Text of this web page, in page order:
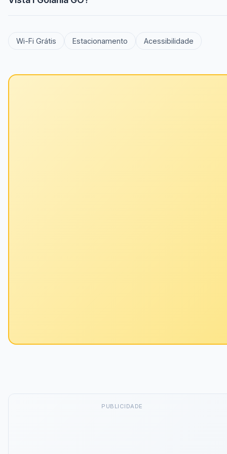
Wi-Fi Grátis Estacionamento Acessibilidade
PUBLICIDADE